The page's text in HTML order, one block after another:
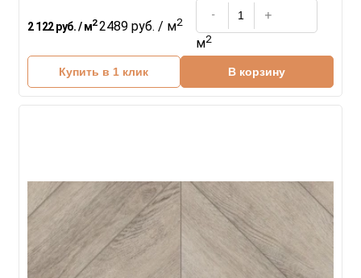
2 122 руб. / м22489 руб. / м2
м2
Купить в 1 клик В корзину